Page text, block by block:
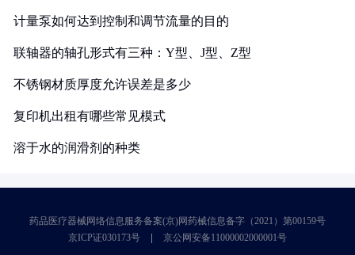
计量泵如何达到控制和调节流量的目的
联轴器的轴孔形式有三种：Y型、J型、Z型
不锈钢材质厚度允许误差是多少
复印机出租有哪些常见模式
溶于水的润滑剂的种类
药品医疗器械网络信息服务备案(京)网药械信息备字（2021）第00159号
京ICP证030173号
京公网安备11000002000001号